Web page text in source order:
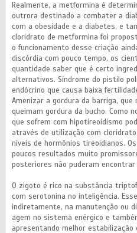
Realmente, a metformina é
outrora destinado a combater a
com a obesidade e a diabetes, e
cloridrato de metformina foi
o funcionamento desse criação
discórdia com pouco tempo, os
quantidade saber que é certo
alternativos. Síndrome do pistilo
endócrino que causa baixa
Amenizar a gordura da barriga,
queimam gordura da bucho. Como
que sofrem com hipotireoidismo
através de utilização com
níveis de hormônios tireoidianos.
poucos resultados muito
posteriores não puderam encontrar
O zigoto é rico na substância
com serotonina no inteligência.
indiretamente, na manutenção ou
agem no sistema enérgico e
apresentando melhor